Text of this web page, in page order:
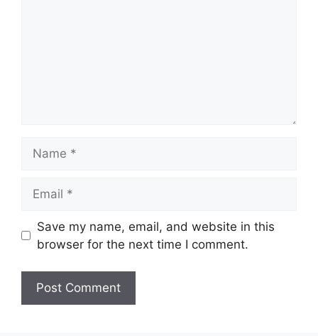
Website
Save my name, email, and website in this
browser for the next time I comment.